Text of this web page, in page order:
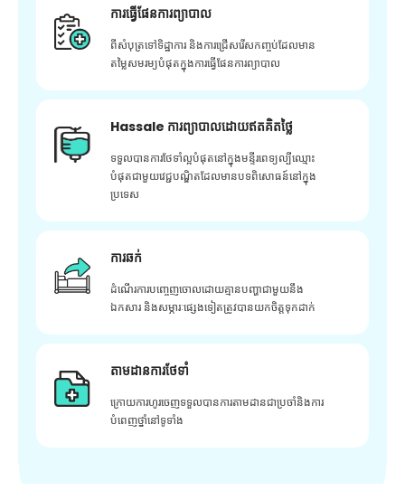
ការធ្វើផែនការព្យាបាល
ពីសំបុត្រទៅទិដ្ឋាការ និងការជ្រើសរើសកញ្ចប់ដែលមាន
តម្លៃសមរម្យបំផុតក្នុងការធ្វើផែនការព្យាបាល
Hassale ការព្យាបាលដោយឥតគិតថ្លៃ
ទទួលបានការថែទាំល្អបំផុតនៅក្នុងមន្ទីរពេទ្យល្បីឈ្មោះ
បំផុតជាមួយវេជ្ជបណ្ឌិតដែលមានបទពិសោធន៍នៅក្នុង
ប្រទេស
ការឆក់
ដំណើរការបញ្ចេញចោលដោយគ្មានបញ្ហាជាមួយនឹង
ឯកសារ និងសម្ភារៈផ្សេងទៀតត្រូវបានយកចិត្តទុកដាក់
តាមដានការថែទាំ
ក្រោយ​ការ​ហូរ​ចេញ​ទទួល​បាន​ការ​តាមដាន​ជា​ប្រចាំ​និង​ការ​
បំពេញ​ថ្នាំ​នៅ​ទូទាំង​